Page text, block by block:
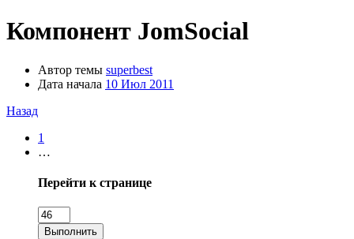
Компонент JomSocial
Автор темы superbest
Дата начала 10 Июл 2011
Назад
1
…
Перейти к странице
Выполнить